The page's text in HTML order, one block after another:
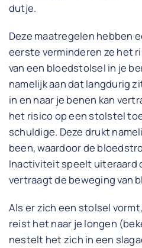
dutje.
Deze maatregelen hebben
eerste verminderen ze het
van een bloedstolsel in je
namelijk aan dat langdurig
in en naar je benen kan
het risico op een stolstel
schuldige. Deze drukt
been, waardoor de
Inactiviteit speelt uiteraard
vertraagt de beweging van
Als er zich een stolsel
reist het naar je longen
nestelt het zich in een